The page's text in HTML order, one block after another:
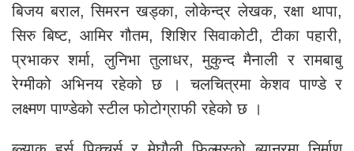
बिजय बराल, सिमरन खड्का, लोकेन्द्र लेखक, रक्षा थापा,
सिरु बिष्ट, आमिर गौतम, शिशिर सिवाकोटी, टीका पहारी,
प्रभाकर शर्मा, लुनिभा तुलाधर, मुकुन्द मैनाली र रामबाबु
रेग्मीको अभिनय रहेको छ । चलचित्रमा केशव पाण्डे र
लक्ष्मण पाण्डेको स्टील फोटोग्राफी रहेको छ ।